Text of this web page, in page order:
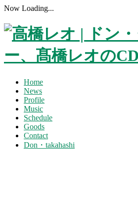
Now Loading...
Home
News
Profile
Music
Schedule
Goods
Contact
Don・takahashi